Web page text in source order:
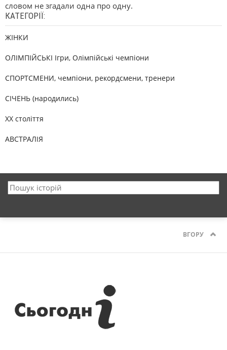
словом не згадали одна про одну.
КАТЕГОРІЇ:
ЖІНКИ
ОЛІМПІЙСЬКІ Ігри, Олімпійські чемпіони
СПОРТСМЕНИ, чемпіони, рекордсмени, тренери
СІЧЕНЬ (народились)
XX століття
АВСТРАЛІЯ
ВГОРУ